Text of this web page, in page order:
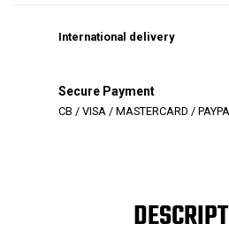
International delivery
Secure Payment
CB / VISA / MASTERCARD /